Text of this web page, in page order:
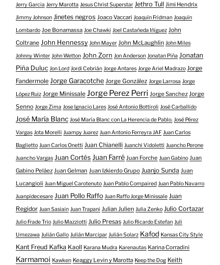
Jerry Garcia Jerry Marotta Jesus Christ Superstar Jethro Tull Jimi Hendrix
Jimmy Johnson Jinetes negros Joaco Vaccari Joaquín Fridman Joaquín
Lombardo Joe Bonamassa Joe Chawki Joel Castañeda Iñiguez John
Coltrane John Hennessy John Mayer John McLaughlin John Miles
Johnny Winter John Wetton John Zorn Jon Anderson Jonatan Piña Jonatan
Piña Duluc Jon Lord Jordi Cebrián Jorge Antares Jorge Ariel Madrazo Jorge
Fandermole Jorge Garacotche Jorge González Jorge Larrosa Jorge
López Ruiz Jorge Minissale Jorge Perez Perri Jorge Sanchez Jorge
Senno Jorge Zima Jose Ignacio Lares José Antonio Bottiroli José Carballido
José María Blanc José María Blanc con La Herencia de Pablo. José Pérez
Vargas Jota Morelli Juampy Juarez Juan Antonio Ferreyra JAF Juan Carlos
Baglietto Juan Carlos Onetti Juan Chianelli Juanchi Vidoletti Juancho Perone
Juancho Vargas Juan CortésJuan Farré Juan Forche Juan Gabino Juan
Gabino Peláez Juan Gelman Juan Izkierdo Grupo Juanjo Sunda Juan
Lucangioli Juan Miguel Carotenuto Juan Pablo Compaired Juan Pablo Navarro
Juanpidecesare Juan Pollo Raffo Juan Raffo Jorge Minissale Juan
Regidor Juan Sasiain Juan Trapani Julian Julien Julia Zenko Julio Cortazar
Julio Frade Trio Julio Mazziotti Julio Presas Julio Ricardo Estefan Juli
Umezawa Julián Gallo Julián Marcipar Julián Solarz Kafod Kansas City Style
Kant Freud Kafka Kaoll Karana Mudra Karenautas Karina Corradini
Karmamoi Kawken Keaggy Levin y Marotta Keep the Dog Keith